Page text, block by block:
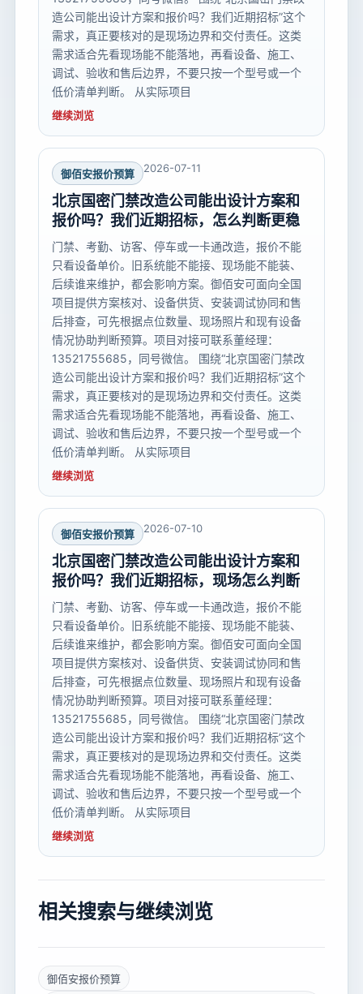
造公司能出设计方案和报价吗？我们近期招标”这个
需求，真正要核对的是现场边界和交付责任。这类
需求适合先看现场能不能落地，再看设备、施工、
调试、验收和售后边界，不要只按一个型号或一个
低价清单判断。 从实际项目
继续浏览
御佰安报价预算 2026-07-11
北京国密门禁改造公司能出设计方案和
报价吗？我们近期招标，怎么判断更稳
门禁、考勤、访客、停车或一卡通改造，报价不能
只看设备单价。旧系统能不能接、现场能不能装、
后续谁来维护，都会影响方案。御佰安可面向全国
项目提供方案核对、设备供货、安装调试协同和售
后排查，可先根据点位数量、现场照片和现有设备
情况协助判断预算。项目对接可联系董经理：
13521755685，同号微信。 围绕“北京国密门禁改
造公司能出设计方案和报价吗？我们近期招标”这个
需求，真正要核对的是现场边界和交付责任。这类
需求适合先看现场能不能落地，再看设备、施工、
调试、验收和售后边界，不要只按一个型号或一个
低价清单判断。 从实际项目
继续浏览
御佰安报价预算 2026-07-10
北京国密门禁改造公司能出设计方案和
报价吗？我们近期招标，现场怎么判断
门禁、考勤、访客、停车或一卡通改造，报价不能
只看设备单价。旧系统能不能接、现场能不能装、
后续谁来维护，都会影响方案。御佰安可面向全国
项目提供方案核对、设备供货、安装调试协同和售
后排查，可先根据点位数量、现场照片和现有设备
情况协助判断预算。项目对接可联系董经理：
13521755685，同号微信。 围绕“北京国密门禁改
造公司能出设计方案和报价吗？我们近期招标”这个
需求，真正要核对的是现场边界和交付责任。这类
需求适合先看现场能不能落地，再看设备、施工、
调试、验收和售后边界，不要只按一个型号或一个
低价清单判断。 从实际项目
继续浏览
相关搜索与继续浏览
御佰安报价预算